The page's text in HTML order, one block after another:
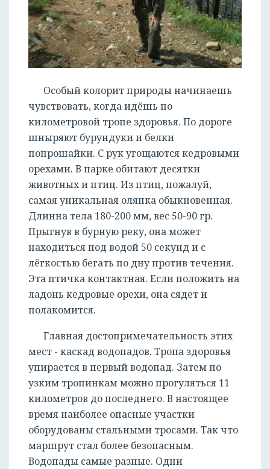
Особый колорит природы начинаешь
чувствовать, когда идёшь по
километровой тропе здоровья. По дороге
шныряют бурундуки и белки
попрошайки. С рук угощаются кедровыми
орехами. В парке обитают десятки
животных и птиц. Из птиц, пожалуй,
самая уникальная оляпка обыкновенная.
Длинна тела 180-200 мм, вес 50-90 гр.
Прыгнув в бурную реку, она может
находиться под водой 50 секунд и с
лёгкостью бегать по дну против течения.
Эта птичка контактная. Если положить на
ладонь кедровые орехи, она сядет и
полакомится.
Главная достопримечательность этих
мест - каскад водопадов. Тропа здоровья
упирается в первый водопад. Затем по
узким тропинкам можно прогуляться 11
километров до последнего. В настоящее
время наиболее опасные участки
оборудованы стальными тросами. Так что
маршрут стал более безопасным.
Водопады самые разные. Одни